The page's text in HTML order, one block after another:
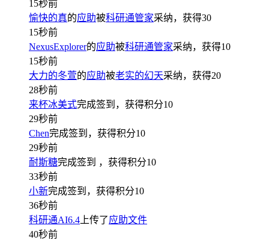
15秒前
愉快的真的应助被科研通管家采纳，获得30
15秒前
NexusExplorer的应助被科研通管家采纳，获得10
15秒前
大力的冬萱的应助被老实的幻天采纳，获得20
28秒前
来杯冰美式完成签到，获得积分10
29秒前
Chen完成签到，获得积分10
29秒前
耐斯糖完成签到 ，获得积分10
33秒前
小新完成签到，获得积分10
36秒前
科研通AI6.4 上传了应助文件
40秒前